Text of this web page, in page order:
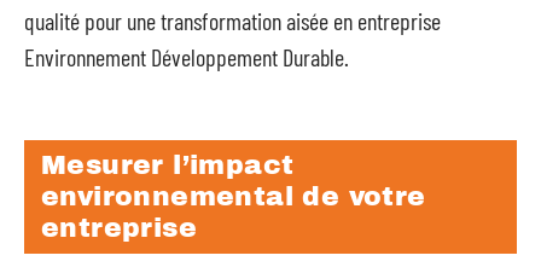
qualité pour une transformation aisée en entreprise
Environnement Développement Durable.
Mesurer l’impact
environnemental de votre
entreprise